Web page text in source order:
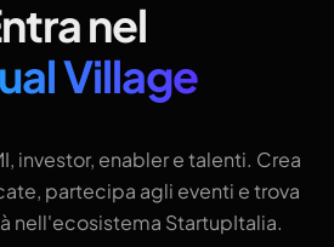
nel
Village
investor, enabler e talenti. Crea
partecipa agli eventi e trova
nell'ecosistema StartupItalia.